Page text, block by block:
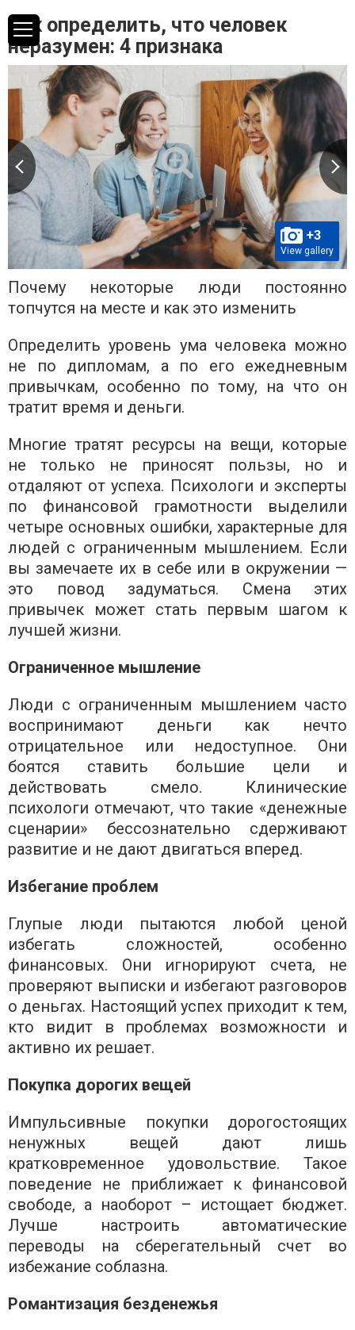
Как определить, что человек
неразумен: 4 признака
+3
View gallery
Почему некоторые люди постоянно
топчутся на месте и как это изменить
Определить уровень ума человека можно
не по дипломам, а по его ежедневным
привычкам, особенно по тому, на что он
тратит время и деньги.
Многие тратят ресурсы на вещи, которые
не только не приносят пользы, но и
отдаляют от успеха. Психологи и эксперты
по финансовой грамотности выделили
четыре основных ошибки, характерные для
людей с ограниченным мышлением. Если
вы замечаете их в себе или в окружении —
это повод задуматься. Смена этих
привычек может стать первым шагом к
лучшей жизни.
Ограниченное мышление
Люди с ограниченным мышлением часто
воспринимают деньги как нечто
отрицательное или недоступное. Они
боятся ставить большие цели и
действовать смело. Клинические
психологи отмечают, что такие «денежные
сценарии» бессознательно сдерживают
развитие и не дают двигаться вперед.
Избегание проблем
Глупые люди пытаются любой ценой
избегать сложностей, особенно
финансовых. Они игнорируют счета, не
проверяют выписки и избегают разговоров
о деньгах. Настоящий успех приходит к тем,
кто видит в проблемах возможности и
активно их решает.
Покупка дорогих вещей
Импульсивные покупки дорогостоящих
ненужных вещей дают лишь
кратковременное удовольствие. Такое
поведение не приближает к финансовой
свободе, а наоборот – истощает бюджет.
Лучше настроить автоматические
переводы на сберегательный счет во
избежание соблазна.
Романтизация безденежья